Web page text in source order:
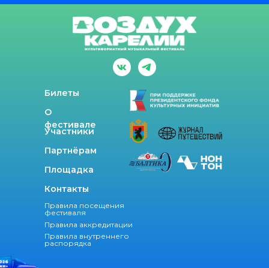
О
фестивале
Участники
Партнёрам
Площадка
Билеты
Контакты
Правила посещения
фестиваля
Правила аккредитации
Правила внутреннего
распорядка